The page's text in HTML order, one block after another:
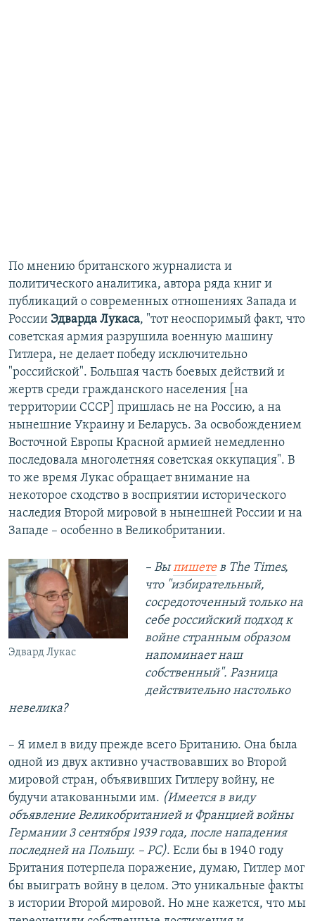
По мнению британского журналиста и
политического аналитика, автора ряда книг и
публикаций о современных отношениях Запада и
России Эдварда Лукаса, "тот неоспоримый факт, что
советская армия разрушила военную машину
Гитлера, не делает победу исключительно
"российской". Большая часть боевых действий и
жертв среди гражданского населения [на
территории СССР] пришлась не на Россию, а на
нынешние Украину и Беларусь. За освобождением
Восточной Европы Красной армией немедленно
последовала многолетняя советская оккупация". В
то же время Лукас обращает внимание на
некоторое сходство в восприятии исторического
наследия Второй мировой в нынешней России и на
Западе – особенно в Великобритании.
Эдвард Лукас
– Выпишетев The Times,
что "избирательный,
сосредоточенный только на
себе российский подход к
войне странным образом
напоминает наш
собственный". Разница
действительно настолько
невелика?
– Я имел в виду прежде всего Британию. Она была
одной из двух активно участвовавших во Второй
мировой стран, объявивших Гитлеру войну, не
будучи атакованными им. (Имеется в виду
объявление Великобританией и Францией войны
Германии 3 сентября 1939 года, после нападения
последней на Польшу. – РС). Если бы в 1940 году
Британия потерпела поражение, думаю, Гитлер мог
бы выиграть войну в целом. Это уникальные факты
в истории Второй мировой. Но мне кажется, что мы